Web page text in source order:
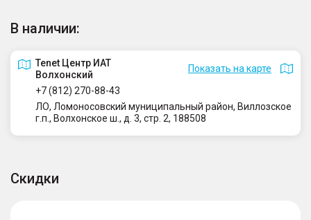
В наличии:
Tenet Центр ИАТ
Волхонский
Показать на карте
+7 (812) 270-88-43
ЛО, Ломоносовский муниципальный район, Виллозское
г.п., Волхонское ш., д. 3, стр. 2, 188508
Скидки